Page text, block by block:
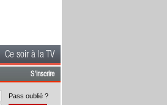
Ce soir à la TV
S'inscrire
Pass oublié ?